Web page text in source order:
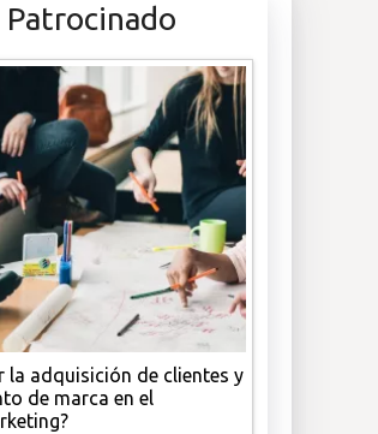
la adquisición de clientes y
de marca en el